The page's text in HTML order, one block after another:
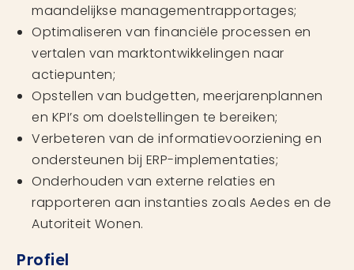
maandelijkse managementrapportages;
Optimaliseren van financiële processen en
vertalen van marktontwikkelingen naar
actiepunten;
Opstellen van budgetten, meerjarenplannen
en KPI’s om doelstellingen te bereiken;
Verbeteren van de informatievoorziening en
ondersteunen bij ERP-implementaties;
Onderhouden van externe relaties en
rapporteren aan instanties zoals Aedes en de
Autoriteit Wonen.
Profiel